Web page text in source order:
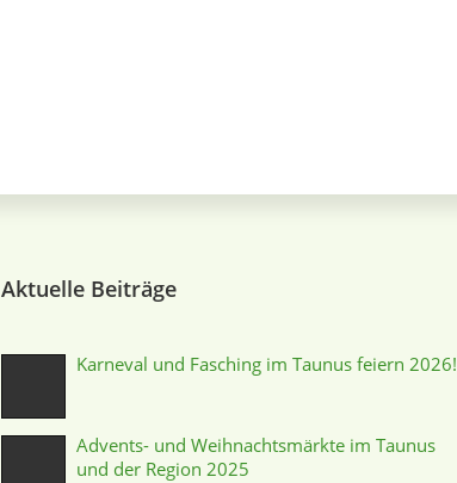
Aktuelle Beiträge
Karneval und Fasching im Taunus feiern 2026!
Advents- und Weihnachtsmärkte im Taunus
und der Region 2025